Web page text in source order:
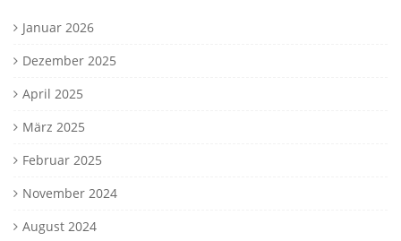
Januar 2026
Dezember 2025
April 2025
März 2025
Februar 2025
November 2024
August 2024